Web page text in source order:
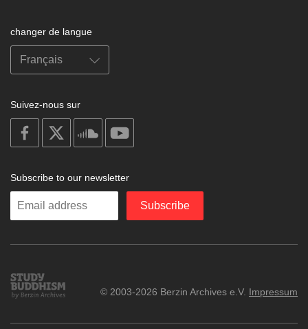
changer de langue
Suivez-nous sur
on
facebook
soundcloud
Subscribe to our newsletter
Enter
Subscribe
Study
Buddhism
© 2003-2026 Berzin Archives e.V. Impressum